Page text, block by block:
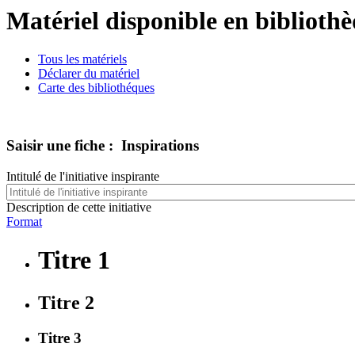
Matériel disponible en
Tous les matériels
Déclarer du matériel
Carte des bibliothéques
Saisir une fiche : Inspirations
Intitulé de l'initiative inspirante
Description de cette initiative
Format
Titre 1
Titre 2
Titre 3